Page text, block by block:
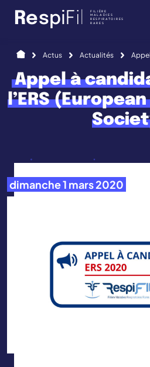
RespiFi FILIÈRE
MALADIES
RESPIRATOIRES
RARES
AccueilActus Actualités
Appel à
l’ERS
dimanche 1 mars 2020